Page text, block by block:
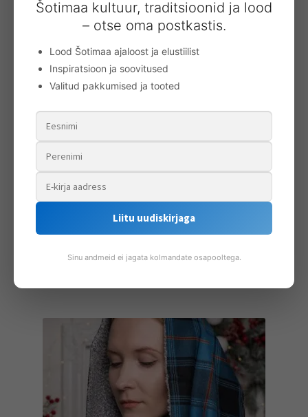
78.00€
Lisa korvi
Šotimaa kultuur, traditsioonid ja lood
– otse oma postkastis.
Lood Šotimaa ajaloost ja elustiilist
Inspiratsioon ja soovitused
Valitud pakkumised ja tooted
Liitu uudiskirjaga
Sinu andmeid ei jagata kolmandate osapooltega.